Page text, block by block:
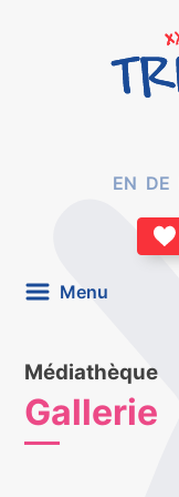
EN DE
Menu
Médiathèque
Gallerie